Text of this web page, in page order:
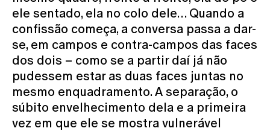
ele sentado, ela no colo dele… Quando a
confissão começa, a conversa passa a dar-
se, em campos e contra-campos das faces
dos dois – como se a partir daí já não
pudessem estar as duas faces juntas no
mesmo enquadramento. A separação, o
súbito envelhecimento dela e a primeira
vez em que ele se mostra vulnerável